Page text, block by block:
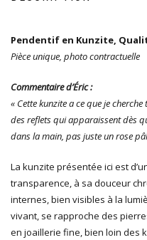
Pendentif en Kunzite,
Pièce unique, photo contractuelle
Commentaire d’Éric :
« Cette kunzite a ce que je
des reflets qui apparaissent dès
dans la main, pas juste un rose
La kunzite présentée ici est
transparence, à sa douceur
internes, bien visibles à la
vivant, se rapproche des
en joaillerie fine, bien loin des